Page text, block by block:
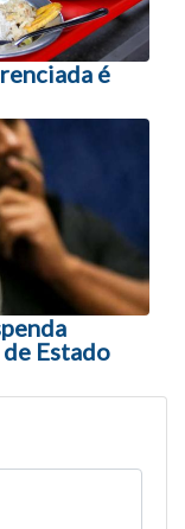
é
Estado